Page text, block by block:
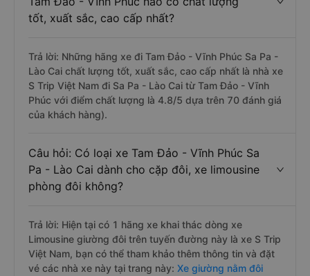
tốt, xuất sắc, cao cấp nhất?
Trả lời: Những hãng xe đi Tam Đảo - Vĩnh Phúc Sa Pa -
Lào Cai chất lượng tốt, xuất sắc, cao cấp nhất là nhà xe
S Trip Việt Nam đi Sa Pa - Lào Cai từ Tam Đảo - Vĩnh
Phúc với điểm chất lượng là 4.8/5 dựa trên 70 đánh giá
của khách hàng).
Câu hỏi: Có loại xe Tam Đảo - Vĩnh Phúc Sa
Pa - Lào Cai dành cho cặp đôi, xe limousine
phòng đôi không?
Trả lời: Hiện tại có 1 hãng xe khai thác dòng xe
Limousine giường đôi trên tuyến đường này là xe S Trip
Việt Nam, bạn có thể tham khảo thêm thông tin và đặt
vé các nhà xe này tại trang này: Xe giường nằm đôi